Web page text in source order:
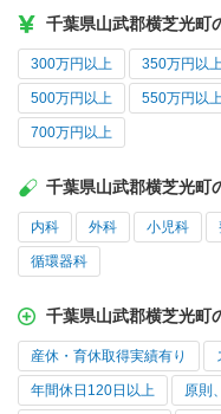
千葉県山武郡横芝光町
300万円以上 350万円以
500万円以上 550万円以
700万円以上
千葉県山武郡横芝光町
内科 外科 小児科
循環器科
千葉県山武郡横芝光町
産休・育休取得実績有り
年間休日120日以上 原則